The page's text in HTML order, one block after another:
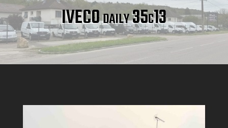
IVECO daily 35c13